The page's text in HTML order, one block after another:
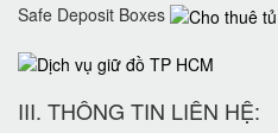
Safe Deposit Boxes
III. THÔNG TIN LIÊN HỆ: